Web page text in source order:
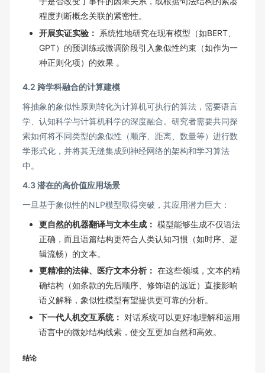
程度判断概念关联的紧密性。
开展实证实验： 系统性地研究在现有模型（如BERT、
GPT）的预训练或微调阶段引入象似性约束（如作为一
种正则化项）的效果 。
4.2 跨学科融合的计算建模
将抽象的象似性原则转化为计算机可执行的算法，需要语言
学、认知科学与计算机科学的深度融合。研究者需要共同探
索如何将不同类型的象似性（顺序、距离、数量等）进行数
学形式化，并将其无缝集成到神经网络的架构和学习算法
中。
4.3 潜在的高价值应用场景
一旦基于象似性的NLP模型取得突破，其应用潜力巨大：
更自然的机器翻译与文本生成： 模型能够生成不仅语法
正确，而且语篇结构更符合人类认知习惯（如时序、逻
辑流畅）的文本。
更精准的法律、医疗文本分析： 在这些领域，文本的精
确结构（如条款的先后顺序、修饰语的远近）直接影响
语义解释，象似性模型有望提供更可靠的分析。
下一代人机交互系统： 对话系统可以更好地理解和运用
语言中的微妙结构线索，使交互更加自然和高效。
结论